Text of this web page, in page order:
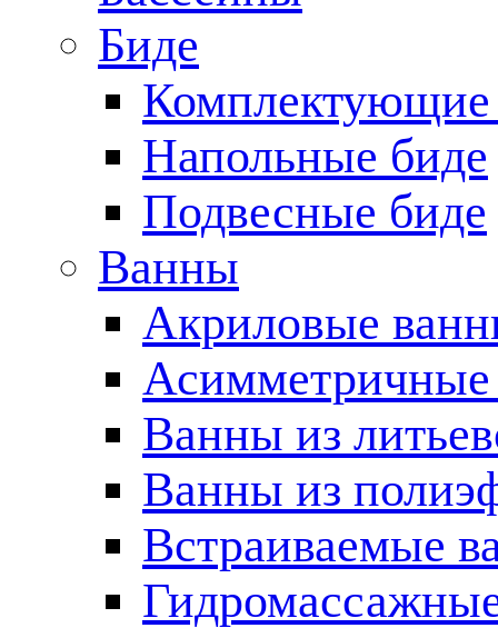
Биде
Комплектующие
Напольные биде
Подвесные биде
Ванны
Акриловые
Ванны из
Ванны из
Встраиваемые